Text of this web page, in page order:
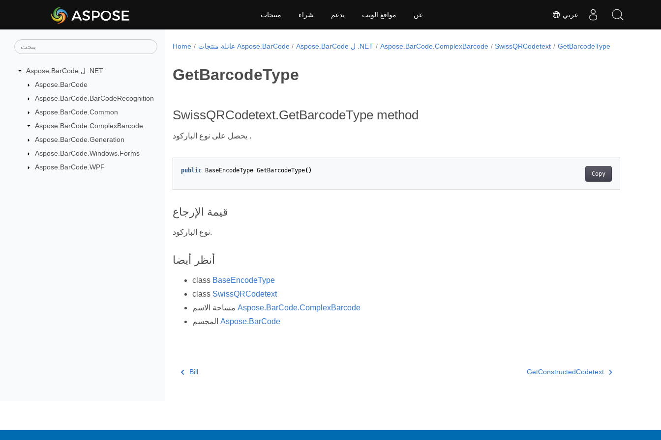
عربي منتجات شراء يدعم مواقع الويب عن
Aspose.BarCode ل .NET
Aspose.BarCode
Aspose.BarCode.BarCodeRecognition
Aspose.BarCode.Common
Aspose.BarCode.ComplexBarcode
Aspose.BarCode.Generation
Aspose.BarCode.Windows.Forms
Aspose.BarCode.WPF
Home عائلة منتجات Aspose.BarCode Aspose.BarCode ل .NET Aspose.BarCode.ComplexBarcode SwissQRCodetext GetBarcodeType
GetBarcodeType
SwissQRCodetext.GetBarcodeType method
يحصل على نوع الباركود .
Copy
public BaseEncodeType GetBarcodeType()
قيمة الإرجاع
نوع الباركود.
أنظر أيضا
class BaseEncodeType
class SwissQRCodetext
Aspose.BarCode.ComplexBarcode
Aspose.BarCode
Bill GetConstructedCodetext